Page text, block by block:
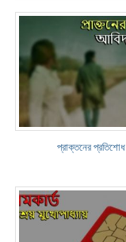
প্রাক্তনের প্রতিশোধ